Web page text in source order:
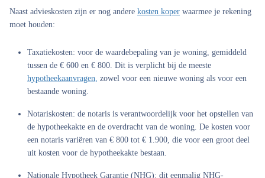
Naast advieskosten zijn er nog andere kosten koper waarmee je rekening
moet houden:
Taxatiekosten: voor de waardebepaling van je woning, gemiddeld
tussen de € 600 en € 800. Dit is verplicht bij de meeste
hypotheekaanvragen, zowel voor een nieuwe woning als voor een
bestaande woning.
Notariskosten: de notaris is verantwoordelijk voor het opstellen van
de hypotheekakte en de overdracht van de woning. De kosten voor
een notaris variëren van € 800 tot € 1.900, die voor een groot deel
uit kosten voor de hypotheekakte bestaan.
Nationale Hypotheek Garantie (NHG): dit eenmalig NHG-